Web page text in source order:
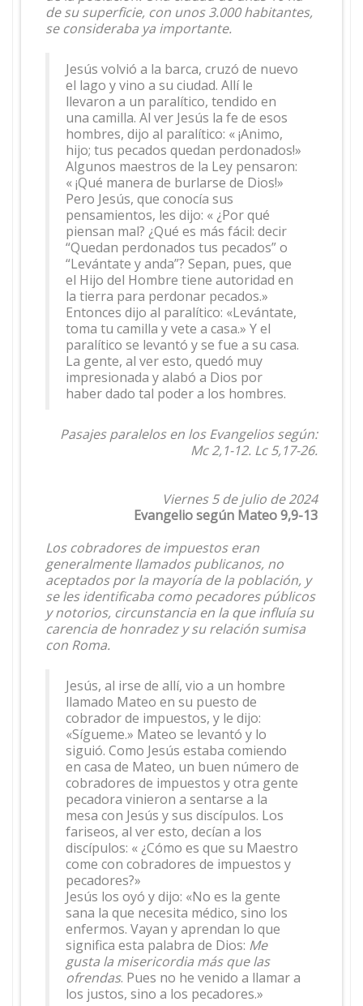
de su superficie, con unos 3.000 habitantes,
se consideraba ya importante.
Jesús volvió a la barca, cruzó de nuevo
el lago y vino a su ciudad. Allí le
llevaron a un paralítico, tendido en
una camilla. Al ver Jesús la fe de esos
hombres, dijo al paralítico: « ¡Animo,
hijo; tus pecados quedan perdonados!»
Algunos maestros de la Ley pensaron:
« ¡Qué manera de burlarse de Dios!»
Pero Jesús, que conocía sus
pensamientos, les dijo: « ¿Por qué
piensan mal? ¿Qué es más fácil: decir
“Quedan perdonados tus pecados” o
“Levántate y anda”? Sepan, pues, que
el Hijo del Hombre tiene autoridad en
la tierra para perdonar pecados.»
Entonces dijo al paralítico: «Levántate,
toma tu camilla y vete a casa.» Y el
paralítico se levantó y se fue a su casa.
La gente, al ver esto, quedó muy
impresionada y alabó a Dios por
haber dado tal poder a los hombres.
Pasajes paralelos en los Evangelios según:
Mc 2,1-12. Lc 5,17-26.
Viernes 5 de julio de 2024
Evangelio según Mateo 9,9-13
Los cobradores de impuestos eran
generalmente llamados publicanos, no
aceptados por la mayoría de la población, y
se les identificaba como pecadores públicos
y notorios, circunstancia en la que influía su
carencia de honradez y su relación sumisa
con Roma.
Jesús, al irse de allí, vio a un hombre
llamado Mateo en su puesto de
cobrador de impuestos, y le dijo:
«Sígueme.» Mateo se levantó y lo
siguió. Como Jesús estaba comiendo
en casa de Mateo, un buen número de
cobradores de impuestos y otra gente
pecadora vinieron a sentarse a la
mesa con Jesús y sus discípulos. Los
fariseos, al ver esto, decían a los
discípulos: « ¿Cómo es que su Maestro
come con cobradores de impuestos y
pecadores?»
Jesús los oyó y dijo: «No es la gente
sana la que necesita médico, sino los
enfermos. Vayan y aprendan lo que
significa esta palabra de Dios: Me
gusta la misericordia más que las
ofrendas. Pues no he venido a llamar a
los justos, sino a los pecadores.»